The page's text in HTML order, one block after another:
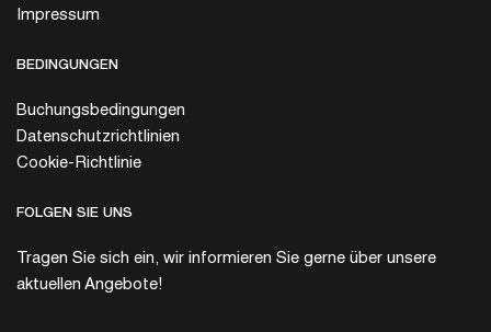
Impressum
BEDINGUNGEN
Buchungsbedingungen
Datenschutzrichtlinien
Cookie-Richtlinie
FOLGEN SIE UNS
Tragen Sie sich ein, wir informieren Sie gerne über unsere
aktuellen Angebote!